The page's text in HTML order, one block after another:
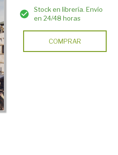
Stock en librería. Envío
en 24/48 horas
COMPRAR